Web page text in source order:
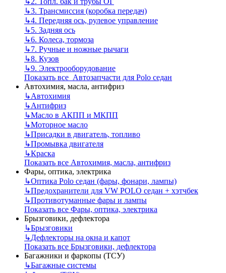
↳3. Трансмиссия (коробка передач)
↳4. Передняя ось, рулевое управление
↳5. Задняя ось
↳6. Колеса, тормоза
↳7. Ручные и ножные рычаги
↳8. Кузов
↳9. Электрооборудование
Показать все Автозапчасти для Polo седан
Автохимия, масла, антифриз
↳Автохимия
↳Антифриз
↳Масло в АКПП и МКПП
↳Моторное масло
↳Присадки в двигатель, топливо
↳Промывка двигателя
↳Краска
Показать все Автохимия, масла, антифриз
Фары, оптика, электрика
↳Оптика Polo седан (фары, фонари, лампы)
↳Предохранители для VW POLO седан + хэтчбек
↳Противотуманные фары и лампы
Показать все Фары, оптика, электрика
Брызговики, дефлектора
↳Брызговики
↳Дефлекторы на окна и капот
Показать все Брызговики, дефлектора
Багажники и фаркопы (ТСУ)
↳Багажные системы